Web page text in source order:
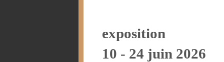
exposition
10 - 24 juin 2026